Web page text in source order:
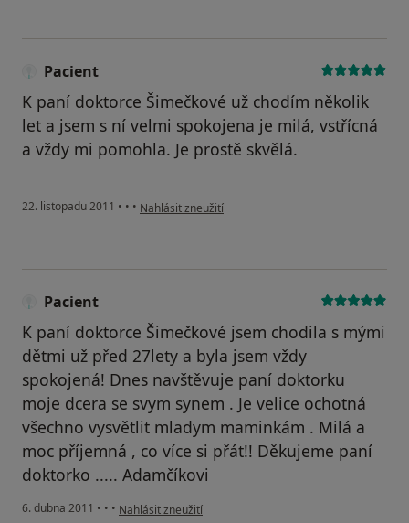
Pacient
K paní doktorce Šimečkové už chodím několik
let a jsem s ní velmi spokojena je milá, vstřícná
a vždy mi pomohla. Je prostě skvělá.
22. listopadu 2011 • • • podle názoru uživatele Pacient
Nahlásit zneužití
Pacient
K paní doktorce Šimečkové jsem chodila s mými
dětmi už před 27lety a byla jsem vždy
spokojená! Dnes navštěvuje paní doktorku
moje dcera se svym synem . Je velice ochotná
všechno vysvětlit mladym maminkám . Milá a
moc příjemná , co více si přát!! Děkujeme paní
doktorko ..... Adamčíkovi
6. dubna 2011 • • • podle názoru uživatele Pacient
Nahlásit zneužití